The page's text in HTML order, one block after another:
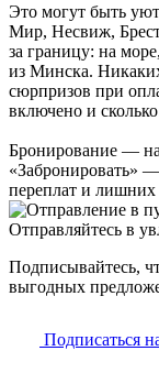
Это могут быть
Мир, Несвиж,
за границу: на
из Минска.
сюрпризов при
включено и
Бронирование —
«Забронировать»
переплат и лишних
Отправляйтесь в
Подписывайтесь,
выгодных
Подписаться